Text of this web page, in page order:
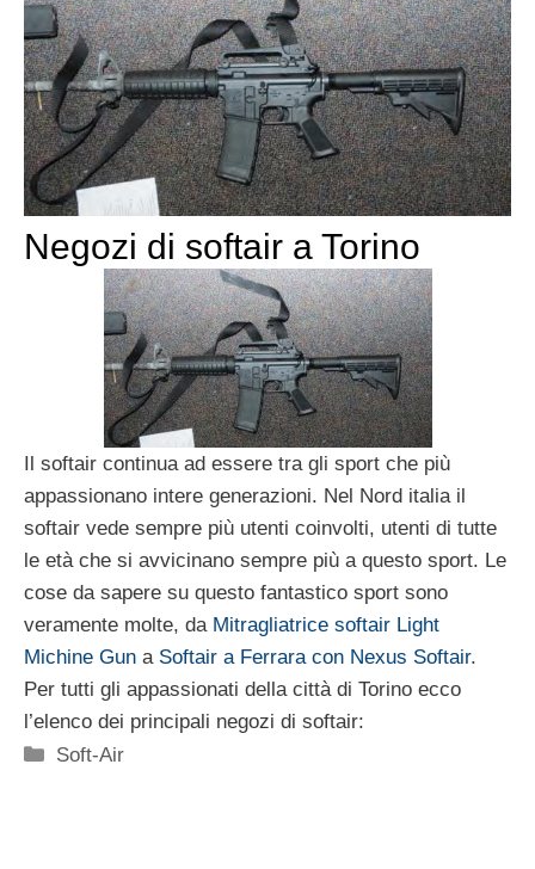
Negozi di softair a Torino
Il softair continua ad essere tra gli sport che più
appassionano intere generazioni. Nel Nord italia il
softair vede sempre più utenti coinvolti, utenti di tutte
le età che si avvicinano sempre più a questo sport. Le
cose da sapere su questo fantastico sport sono
veramente molte, da Mitragliatrice softair Light
Michine Gun a Softair a Ferrara con Nexus Softair.
Per tutti gli appassionati della città di Torino ecco
l’elenco dei principali negozi di softair:
Categorie
Soft-Air